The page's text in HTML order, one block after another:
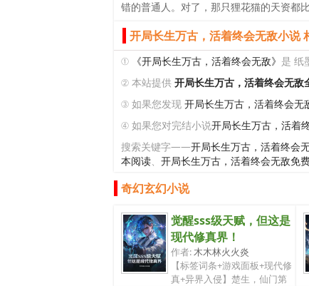
错的普通人。对了，那只狸花猫的天资都
开局长生万古，活着终会无敌小说
① 《开局长生万古，活着终会无敌》 是 纸
② 本站提供 开局长生万古，活着终会无敌
③ 如果您发现 开局长生万古，活着终会无
④ 如果您对完结小说开局长生万古，活着
搜索关键字——开局长生万古，活着终会
本阅读、 开局长生万古，活着终会无敌免
奇幻玄幻小说
觉醒sss级天赋，但这是
现代修真界！
作者:木木林火火炎
【标签词条+游戏面板+现代修
真+异界入侵】楚生，仙门第